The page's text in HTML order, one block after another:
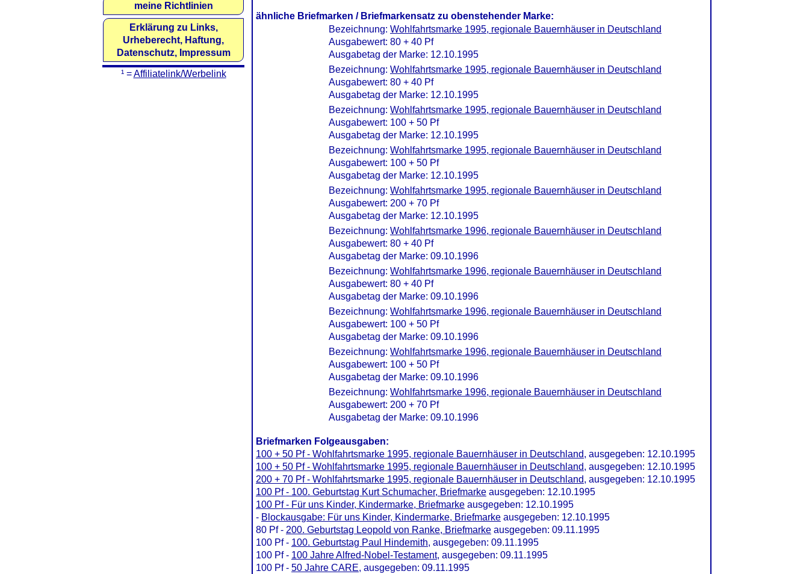
ähnliche Briefmarken / Briefmarkensatz zu obenstehender Marke:
Bezeichnung: Wohlfahrtsmarke 1995, regionale Bauernhäuser in Deutschland
Ausgabewert: 80 + 40 Pf
Ausgabetag der Marke: 12.10.1995
Bezeichnung: Wohlfahrtsmarke 1995, regionale Bauernhäuser in Deutschland
Ausgabewert: 80 + 40 Pf
Ausgabetag der Marke: 12.10.1995
Bezeichnung: Wohlfahrtsmarke 1995, regionale Bauernhäuser in Deutschland
Ausgabewert: 100 + 50 Pf
Ausgabetag der Marke: 12.10.1995
Bezeichnung: Wohlfahrtsmarke 1995, regionale Bauernhäuser in Deutschland
Ausgabewert: 100 + 50 Pf
Ausgabetag der Marke: 12.10.1995
Bezeichnung: Wohlfahrtsmarke 1995, regionale Bauernhäuser in Deutschland
Ausgabewert: 200 + 70 Pf
Ausgabetag der Marke: 12.10.1995
Bezeichnung: Wohlfahrtsmarke 1996, regionale Bauernhäuser in Deutschland
Ausgabewert: 80 + 40 Pf
Ausgabetag der Marke: 09.10.1996
Bezeichnung: Wohlfahrtsmarke 1996, regionale Bauernhäuser in Deutschland
Ausgabewert: 80 + 40 Pf
Ausgabetag der Marke: 09.10.1996
Bezeichnung: Wohlfahrtsmarke 1996, regionale Bauernhäuser in Deutschland
Ausgabewert: 100 + 50 Pf
Ausgabetag der Marke: 09.10.1996
Bezeichnung: Wohlfahrtsmarke 1996, regionale Bauernhäuser in Deutschland
Ausgabewert: 100 + 50 Pf
Ausgabetag der Marke: 09.10.1996
Bezeichnung: Wohlfahrtsmarke 1996, regionale Bauernhäuser in Deutschland
Ausgabewert: 200 + 70 Pf
Ausgabetag der Marke: 09.10.1996
Briefmarken Folgeausgaben:
100 + 50 Pf - Wohlfahrtsmarke 1995, regionale Bauernhäuser in Deutschland, ausgegeben: 12.10.1995
100 + 50 Pf - Wohlfahrtsmarke 1995, regionale Bauernhäuser in Deutschland, ausgegeben: 12.10.1995
200 + 70 Pf - Wohlfahrtsmarke 1995, regionale Bauernhäuser in Deutschland, ausgegeben: 12.10.1995
100 Pf - 100. Geburtstag Kurt Schumacher, Briefmarke ausgegeben: 12.10.1995
100 Pf - Für uns Kinder, Kindermarke, Briefmarke ausgegeben: 12.10.1995
- Blockausgabe: Für uns Kinder, Kindermarke, Briefmarke ausgegeben: 12.10.1995
80 Pf - 200. Geburtstag Leopold von Ranke, Briefmarke ausgegeben: 09.11.1995
100 Pf - 100. Geburtstag Paul Hindemith, ausgegeben: 09.11.1995
100 Pf - 100 Jahre Alfred-Nobel-Testament, ausgegeben: 09.11.1995
100 Pf - 50 Jahre CARE, ausgegeben: 09.11.1995
meine Richtlinien
Erklärung zu Links,
Urheberecht, Haftung,
Datenschutz, Impressum
¹ =Affiliatelink/Werbelink